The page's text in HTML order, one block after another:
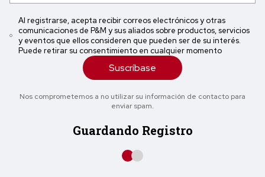
Al registrarse, acepta recibir correos electrónicos y otras
comunicaciones de P&M y sus aliados sobre productos, servicios
y eventos que ellos consideren que pueden ser de su interés.
Puede retirar su consentimiento en cualquier momento
Suscríbase
Nos comprometemos a no utilizar su información de contacto para
enviar spam.
Guardando Registro